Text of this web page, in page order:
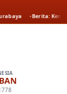
Berita Kenal Pamit